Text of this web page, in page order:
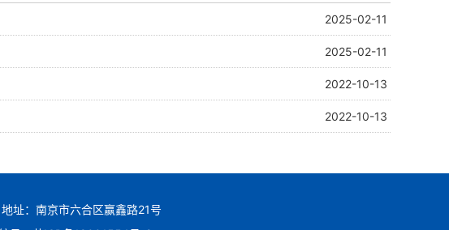
2025-02-11
2025-02-11
2022-10-13
2022-10-13
址：南京市六合区赢鑫路21号